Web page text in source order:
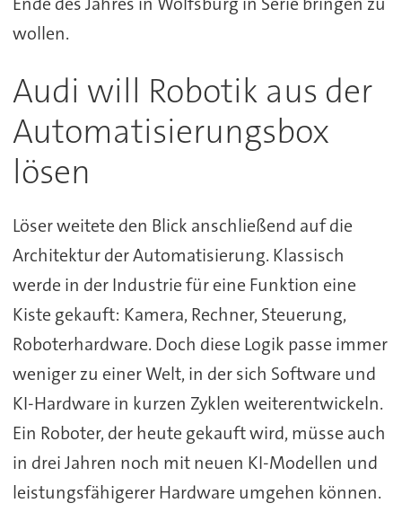
wollen.
Audi will Robotik aus der
Automatisierungsbox
lösen
Löser weitete den Blick anschließend auf die
Architektur der Automatisierung. Klassisch
werde in der Industrie für eine Funktion eine
Kiste gekauft: Kamera, Rechner, Steuerung,
Roboterhardware. Doch diese Logik passe immer
weniger zu einer Welt, in der sich Software und
KI-Hardware in kurzen Zyklen weiterentwickeln.
Ein Roboter, der heute gekauft wird, müsse auch
in drei Jahren noch mit neuen KI-Modellen und
leistungsfähigerer Hardware umgehen können.